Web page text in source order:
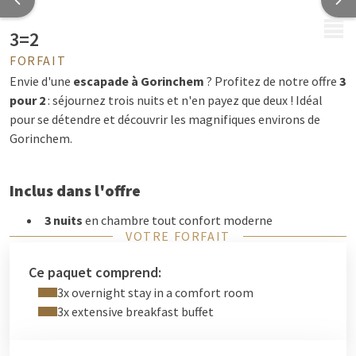
3=2
FORFAIT
Envie d'une escapade à Gorinchem ? Profitez de notre offre 3
pour 2: séjournez trois nuits et n'en payez que deux ! Idéal
pour se détendre et découvrir les magnifiques environs de
Gorinchem.
Inclus dans l'offre
3 nuits en chambre tout confort moderne
3 petits-déjeuners buffet copieux
pour bien
Wi-Fi gratuitdans tout l'hôtel
Parking gratuità l'hôtelNotre hôtel est situé
directement sur l' A27, ce qui vous permettra d'explorer
VOTRE FORFAIT
Ce paquet comprend:
3x overnight stay in a comfort room
3x extensive breakfast buffet